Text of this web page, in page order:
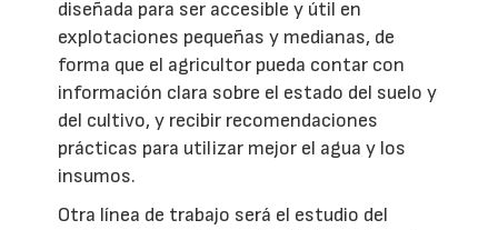
diseñada para ser accesible y útil en
explotaciones pequeñas y medianas, de
forma que el agricultor pueda contar con
información clara sobre el estado del suelo y
del cultivo, y recibir recomendaciones
prácticas para utilizar mejor el agua y los
insumos.
Otra línea de trabajo será el estudio del